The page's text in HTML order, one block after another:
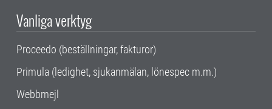
Vanliga verktyg
Proceedo (beställningar, fakturor)
Primula (ledighet, sjukanmälan, lönespec m.m.)
Webbmejl